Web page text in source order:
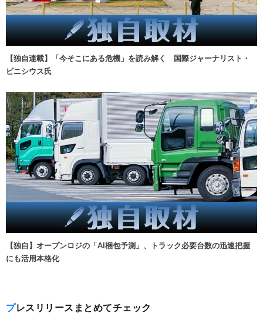
【独自連載】「今そこにある危機」を読み解く 国際ジャーナリスト・
ビニシウス氏
【独自】オープンロジの「AI梱包予測」、トラック必要台数の迅速把握
にも活用本格化
プレスリリースまとめてチェック